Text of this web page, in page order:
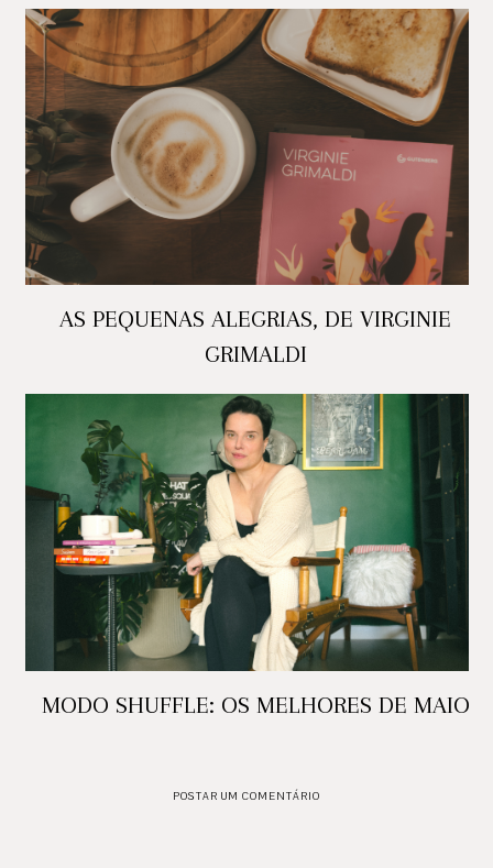
AS PEQUENAS ALEGRIAS, DE VIRGINIE
GRIMALDI
MODO SHUFFLE: OS MELHORES DE MAIO
POSTAR UM COMENTÁRIO